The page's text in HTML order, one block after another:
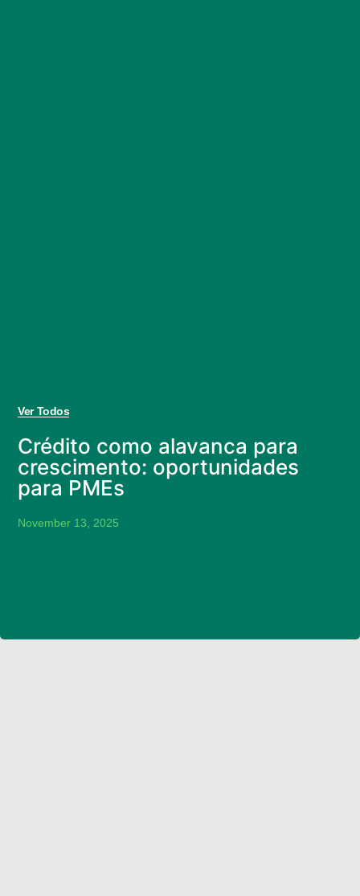
Ver Todos
Crédito como alavanca para
crescimento: oportunidades
para PMEs
November 13, 2025